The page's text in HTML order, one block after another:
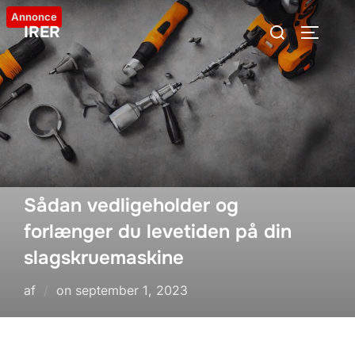
Videre
til
indhold
IRER
Søg
efter:
Annonce
Sådan vedligeholder og
forlænger du levetiden på din
slagskruemaskine
af on Udgivet
september 1, 2023